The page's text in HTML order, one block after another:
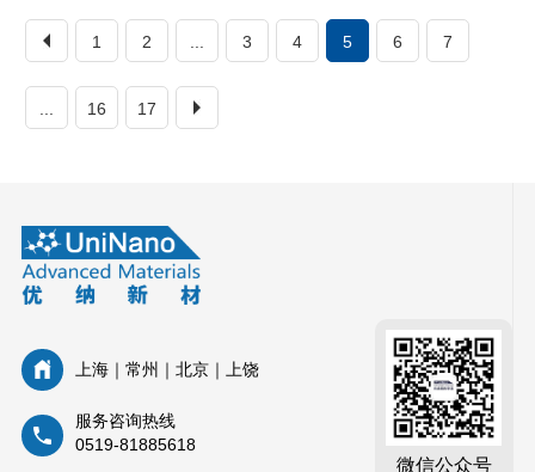
1 2 3 4 5 6 7
16 17
上海｜常州｜北京｜上饶
服务咨询热线
0519-81885618
微信公众号